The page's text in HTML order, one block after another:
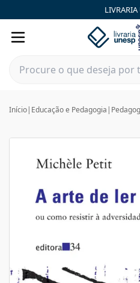
Início| Educação e Pedagogia |